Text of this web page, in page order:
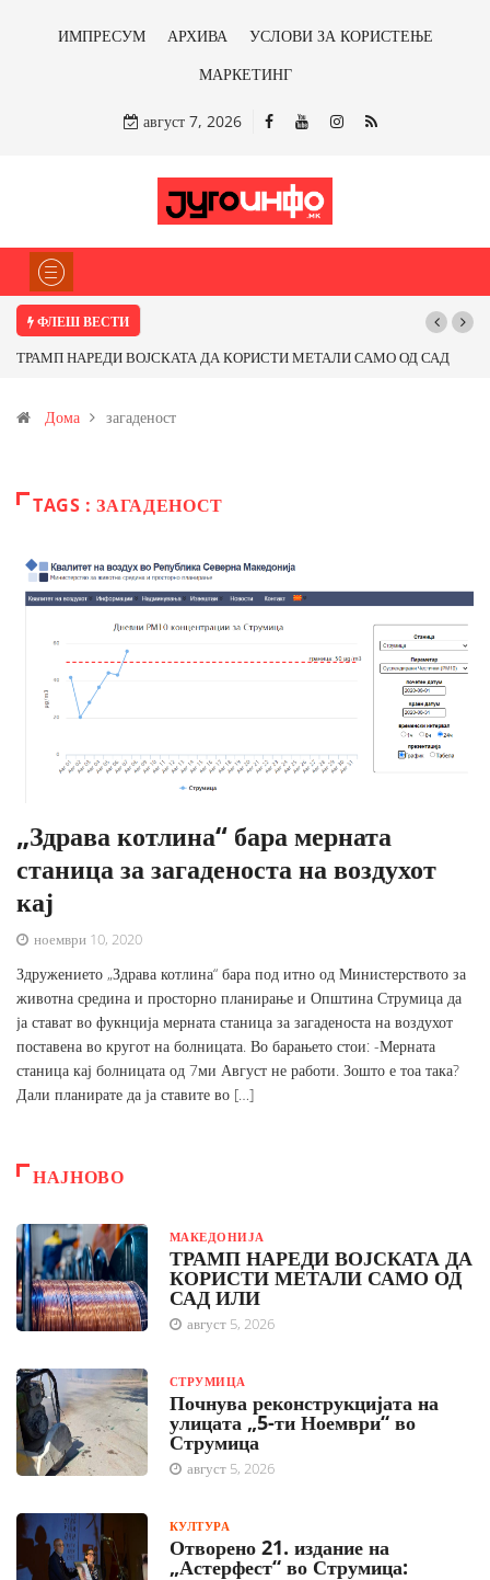
ИМПРЕСУМ АРХИВА
УСЛОВИ ЗА КОРИСТЕЊЕ
МАРКЕТИНГ
август 7, 2026
ФЛЕШ ВЕСТИ
ТРАМП НАРЕДИ ВОЈСКАТА ДА КОРИСТИ МЕТАЛИ САМО ОД САД
Иловица и со антимонот?
Дома загаденост
TAGS : ЗАГАДЕНОСТ
„Здрава котлина“ бара мерната
станица за загаденоста на воздухот
кај
ноември 10, 2020
Здружението „Здрава котлина“ бара под итно од Министерството за
животна средина и просторно планирање и Општина Струмица да
ја стават во фукнција мерната станица за загаденоста на воздухот
поставена во кругот на болницата. Во барањето стои: -Мерната
станица кај болницата од 7ми Август не работи. Зошто е тоа така?
Дали планирате да ја ставите во […]
НАЈНОВО
МАКЕДОНИЈА
ТРАМП НАРЕДИ ВОЈСКАТА ДА
КОРИСТИ МЕТАЛИ САМО ОД
САД ИЛИ
август 5, 2026
СТРУМИЦА
Почнува реконструкцијата на
улицата „5-ти Ноември“ во
Струмица
август 5, 2026
КУЛТУРА
Отворено 21. издание на
„Астерфест“ во Струмица: